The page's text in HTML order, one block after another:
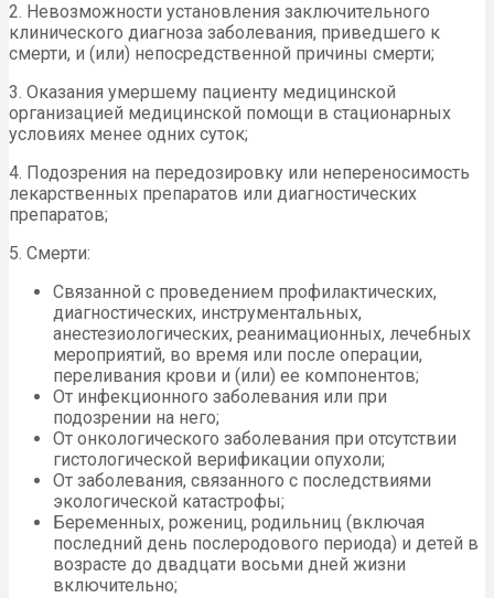
2. Невозможности установления заключительного
клинического диагноза заболевания, приведшего к
смерти, и (или) непосредственной причины смерти;
3. Оказания умершему пациенту медицинской
организацией медицинской помощи в стационарных
условиях менее одних суток;
4. Подозрения на передозировку или непереносимость
лекарственных препаратов или диагностических
препаратов;
5. Смерти:
Связанной с проведением профилактических,
диагностических, инструментальных,
анестезиологических, реанимационных, лечебных
мероприятий, во время или после операции,
переливания крови и (или) ее компонентов;
От инфекционного заболевания или при
подозрении на него;
От онкологического заболевания при отсутствии
гистологической верификации опухоли;
От заболевания, связанного с последствиями
экологической катастрофы;
Беременных, рожениц, родильниц (включая
последний день послеродового периода) и детей в
возрасте до двадцати восьми дней жизни
включительно;